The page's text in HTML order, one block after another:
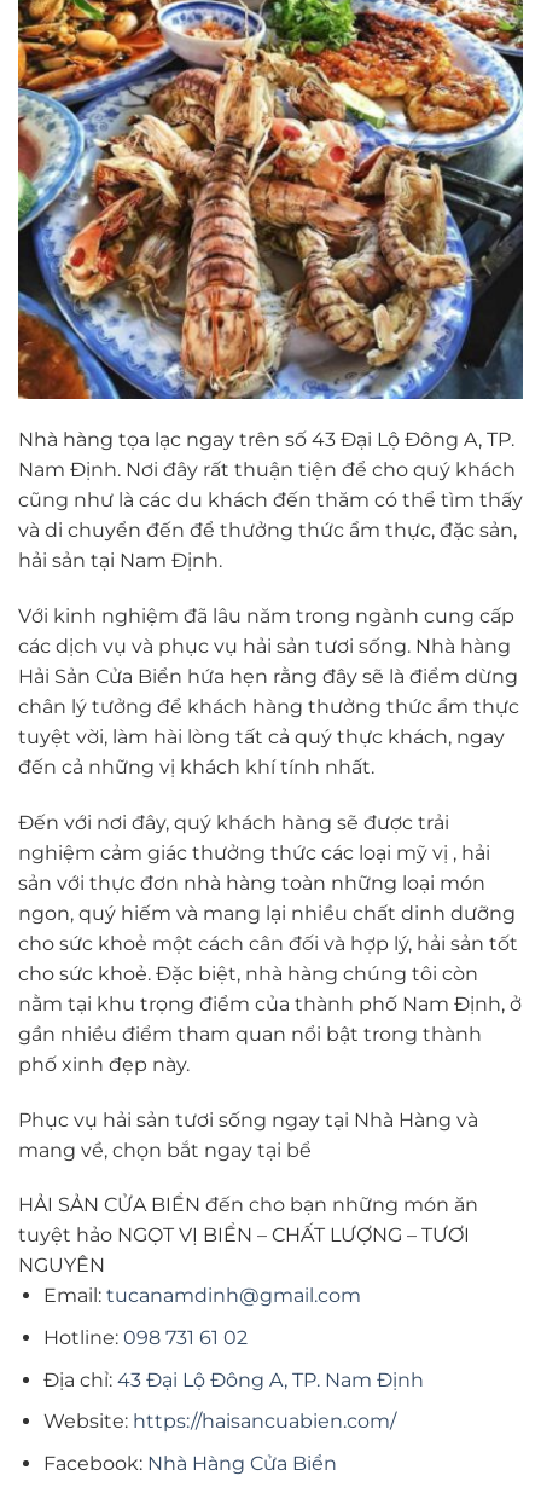
Nhà hàng tọa lạc ngay trên số 43 Đại Lộ Đông A, TP.
Nam Định. Nơi đây rất thuận tiện để cho quý khách
cũng như là các du khách đến thăm có thể tìm thấy
và di chuyển đến để thưởng thức ẩm thực, đặc sản,
hải sản tại Nam Định.
Với kinh nghiệm đã lâu năm trong ngành cung cấp
các dịch vụ và phục vụ hải sản tươi sống. Nhà hàng
Hải Sản Cửa Biển hứa hẹn rằng đây sẽ là điểm dừng
chân lý tưởng để khách hàng thưởng thức ẩm thực
tuyệt vời, làm hài lòng tất cả quý thực khách, ngay
đến cả những vị khách khí tính nhất.
Đến với nơi đây, quý khách hàng sẽ được trải
nghiệm cảm giác thưởng thức các loại mỹ vị , hải
sản với thực đơn nhà hàng toàn những loại món
ngon, quý hiếm và mang lại nhiều chất dinh dưỡng
cho sức khoẻ một cách cân đối và hợp lý, hải sản tốt
cho sức khoẻ. Đặc biệt, nhà hàng chúng tôi còn
nằm tại khu trọng điểm của thành phố Nam Định, ở
gần nhiều điểm tham quan nổi bật trong thành
phố xinh đẹp này.
Phục vụ hải sản tươi sống ngay tại Nhà Hàng và
mang về, chọn bắt ngay tại bể
HẢI SẢN CỬA BIỂN đến cho bạn những món ăn
tuyệt hảo NGỌT VỊ BIỂN – CHẤT LƯỢNG – TƯƠI
NGUYÊN
Email: tucanamdinh@gmail.com
Hotline: 098 731 61 02
Địa chỉ: 43 Đại Lộ Đông A, TP. Nam Định
Website: https://haisancuabien.com/
Facebook: Nhà Hàng Cửa Biển